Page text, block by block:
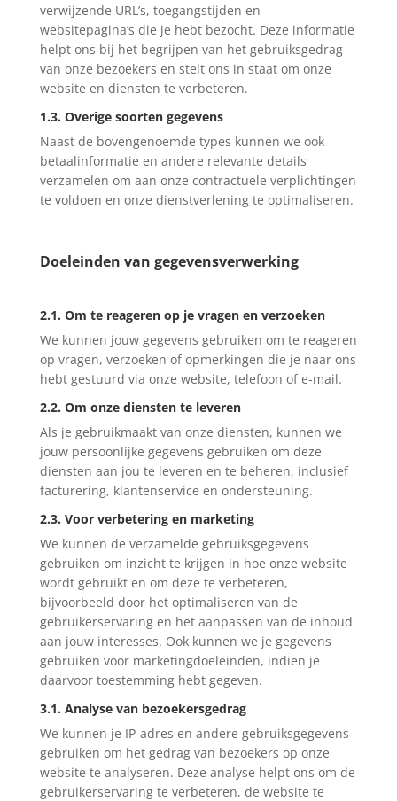
verwijzende URL’s, toegangstijden en
websitepagina’s die je hebt bezocht. Deze informatie
helpt ons bij het begrijpen van het gebruiksgedrag
van onze bezoekers en stelt ons in staat om onze
website en diensten te verbeteren.
1.3. Overige soorten gegevens
Naast de bovengenoemde types kunnen we ook
betaalinformatie en andere relevante details
verzamelen om aan onze contractuele verplichtingen
te voldoen en onze dienstverlening te optimaliseren.
Doeleinden van gegevensverwerking
2.1. Om te reageren op je vragen en verzoeken
We kunnen jouw gegevens gebruiken om te reageren
op vragen, verzoeken of opmerkingen die je naar ons
hebt gestuurd via onze website, telefoon of e-mail.
2.2. Om onze diensten te leveren
Als je gebruikmaakt van onze diensten, kunnen we
jouw persoonlijke gegevens gebruiken om deze
diensten aan jou te leveren en te beheren, inclusief
facturering, klantenservice en ondersteuning.
2.3. Voor verbetering en marketing
We kunnen de verzamelde gebruiksgegevens
gebruiken om inzicht te krijgen in hoe onze website
wordt gebruikt en om deze te verbeteren,
bijvoorbeeld door het optimaliseren van de
gebruikerservaring en het aanpassen van de inhoud
aan jouw interesses. Ook kunnen we je gegevens
gebruiken voor marketingdoeleinden, indien je
daarvoor toestemming hebt gegeven.
3.1. Analyse van bezoekersgedrag
We kunnen je IP-adres en andere gebruiksgegevens
gebruiken om het gedrag van bezoekers op onze
website te analyseren. Deze analyse helpt ons om de
gebruikerservaring te verbeteren, de website te